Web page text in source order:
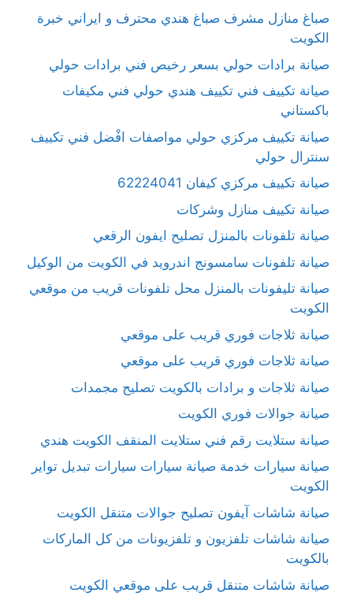
صباغ منازل مشرف صباغ هندي محترف و ايراني خبرة
الكويت
صيانة برادات حولي بسعر رخيص فني برادات حولي
صيانة تكييف فني تكييف هندي حولي فني مكيفات
باكستاني
صيانة تكييف مركزي حولي مواصفات افْضل فني تكييف
سنترال حولي
صيانة تكييف مركزي كيفان 62224041
صيانة تكييف منازل وشركات
صيانة تلفونات بالمنزل تصليح ايفون الرقعي
صيانة تلفونات سامسونج اندرويد في الكويت من الوكيل
صيانة تليفونات بالمنزل محل تلفونات قريب من موقعي
الكويت
صيانة ثلاجات فوري قريب على موقعي
صيانة ثلاجات فوري قريب على موقعي
صيانة ثلاجات و برادات بالكويت تصليح مجمدات
صيانة جوالات فوري الكويت
صيانة ستلايت رقم فني ستلايت المنقف الكويت هندي
صيانة سيارات خدمة صيانة سيارات سيارات تبديل تواير
الكويت
صيانة شاشات آيفون تصليح جوالات متنقل الكويت
صيانة شاشات تلفزيون و تلفزيونات من كل الماركات
بالكويت
صيانة شاشات متنقل قريب على موقعي الكويت